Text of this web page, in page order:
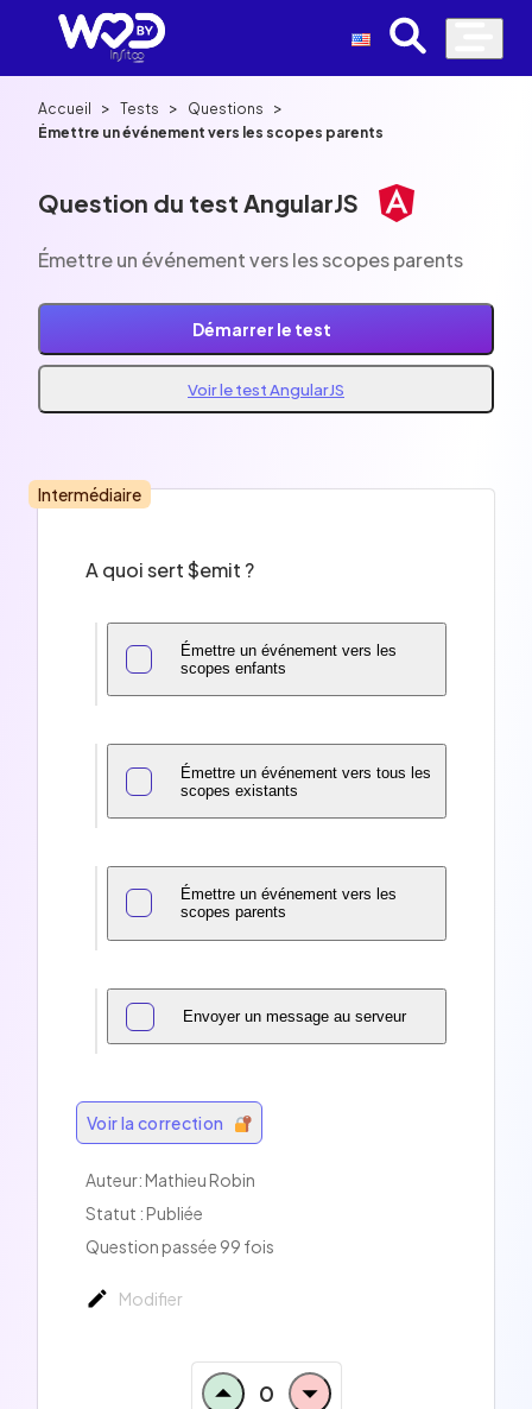
Accueil > Tests > Questions >
Émettre un événement vers les scopes parents
Question du test AngularJS
Émettre un événement vers les scopes parents
Démarrer le test
Voir le test AngularJS
Intermédiaire
A quoi sert $emit ?
Émettre un événement vers les
scopes enfants
Émettre un événement vers tous les
scopes existants
Émettre un événement vers les
scopes parents
Envoyer un message au serveur
Voir la correction
Auteur: Mathieu Robin
Statut : Publiée
Question passée 99 fois
Modifier
0